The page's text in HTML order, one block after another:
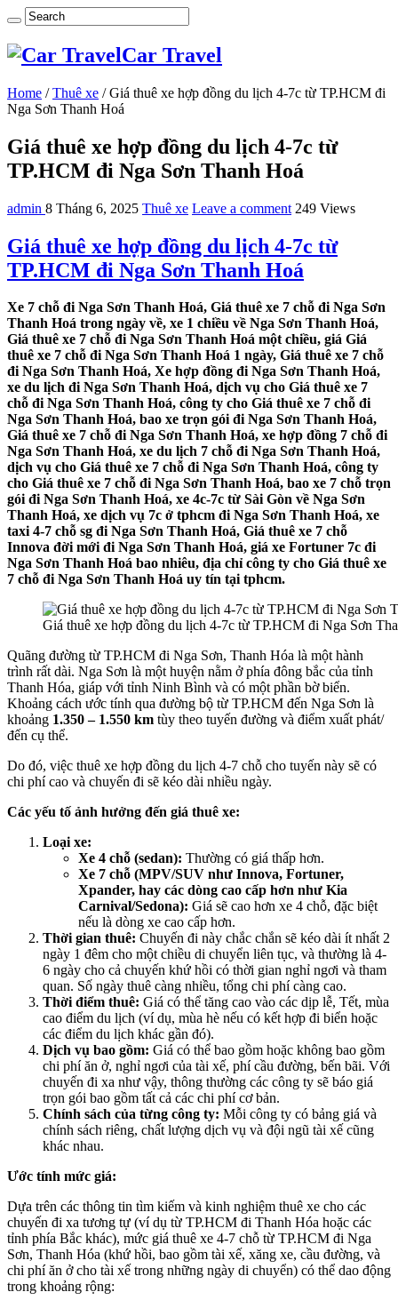
Car Travel
Home / Thuê xe / Giá thuê xe hợp đồng du lịch 4-7c từ TP.HCM đi
Nga Sơn Thanh Hoá
Giá thuê xe hợp đồng du lịch 4-7c từ
TP.HCM đi Nga Sơn Thanh Hoá
admin 8 Tháng 6, 2025 Thuê xe Leave a comment 249 Views
Giá thuê xe hợp đồng du lịch 4-7c từ
TP.HCM đi Nga Sơn Thanh Hoá
Xe 7 chỗ đi Nga Sơn Thanh Hoá, Giá thuê xe 7 chỗ đi Nga Sơn
Thanh Hoá trong ngày về, xe 1 chiều về Nga Sơn Thanh Hoá,
Giá thuê xe 7 chỗ đi Nga Sơn Thanh Hoá một chiều, giá Giá
thuê xe 7 chỗ đi Nga Sơn Thanh Hoá 1 ngày, Giá thuê xe 7 chỗ
đi Nga Sơn Thanh Hoá, Xe hợp đồng đi Nga Sơn Thanh Hoá,
xe du lịch đi Nga Sơn Thanh Hoá, dịch vụ cho Giá thuê xe 7
chỗ đi Nga Sơn Thanh Hoá, công ty cho Giá thuê xe 7 chỗ đi
Nga Sơn Thanh Hoá, bao xe trọn gói đi Nga Sơn Thanh Hoá,
Giá thuê xe 7 chỗ đi Nga Sơn Thanh Hoá, xe hợp đồng 7 chỗ đi
Nga Sơn Thanh Hoá, xe du lịch 7 chỗ đi Nga Sơn Thanh Hoá,
dịch vụ cho Giá thuê xe 7 chỗ đi Nga Sơn Thanh Hoá, công ty
cho Giá thuê xe 7 chỗ đi Nga Sơn Thanh Hoá, bao xe 7 chỗ trọn
gói đi Nga Sơn Thanh Hoá, xe 4c-7c từ Sài Gòn về Nga Sơn
Thanh Hoá, xe dịch vụ 7c ở tphcm đi Nga Sơn Thanh Hoá, xe
taxi 4-7 chỗ sg đi Nga Sơn Thanh Hoá, Giá thuê xe 7 chỗ
Innova đời mới đi Nga Sơn Thanh Hoá, giá xe Fortuner 7c đi
Nga Sơn Thanh Hoá bao nhiêu, địa chỉ công ty cho Giá thuê xe
7 chỗ đi Nga Sơn Thanh Hoá uy tín tại tphcm.
Giá thuê xe hợp đồng du lịch 4-7c từ TP.HCM đi Nga Sơn
Quãng đường từ TP.HCM đi Nga Sơn, Thanh Hóa là một hành
trình rất dài. Nga Sơn là một huyện nằm ở phía đông bắc của tỉnh
Thanh Hóa, giáp với tỉnh Ninh Bình và có một phần bờ biển.
Khoảng cách ước tính qua đường bộ từ TP.HCM đến Nga Sơn là
khoảng 1.350 – 1.550 km tùy theo tuyến đường và điểm xuất phát/
đến cụ thể.
Do đó, việc thuê xe hợp đồng du lịch 4-7 chỗ cho tuyến này sẽ có
chi phí cao và chuyến đi sẽ kéo dài nhiều ngày.
Các yếu tố ảnh hưởng đến giá thuê xe:
Loại xe:
Xe 4 chỗ (sedan): Thường có giá thấp hơn.
Xe 7 chỗ (MPV/SUV như Innova, Fortuner,
Xpander, hay các dòng cao cấp hơn như Kia
Carnival/Sedona): Giá sẽ cao hơn xe 4 chỗ, đặc biệt
nếu là dòng xe cao cấp hơn.
Thời gian thuê: Chuyến đi này chắc chắn sẽ kéo dài ít nhất 2
ngày 1 đêm cho một chiều di chuyển liên tục, và thường là 4-
6 ngày cho cả chuyến khứ hồi có thời gian nghỉ ngơi và tham
quan. Số ngày thuê càng nhiều, tổng chi phí càng cao.
Thời điểm thuê: Giá có thể tăng cao vào các dịp lễ, Tết, mùa
cao điểm du lịch (ví dụ, mùa hè nếu có kết hợp đi biển hoặc
các điểm du lịch khác gần đó).
Dịch vụ bao gồm: Giá có thể bao gồm hoặc không bao gồm
chi phí ăn ở, nghỉ ngơi của tài xế, phí cầu đường, bến bãi. Với
chuyến đi xa như vậy, thông thường các công ty sẽ báo giá
trọn gói bao gồm tất cả các chi phí cơ bản.
Chính sách của từng công ty: Mỗi công ty có bảng giá và
chính sách riêng, chất lượng dịch vụ và đội ngũ tài xế cũng
khác nhau.
Ước tính mức giá:
Dựa trên các thông tin tìm kiếm và kinh nghiệm thuê xe cho các
chuyến đi xa tương tự (ví dụ từ TP.HCM đi Thanh Hóa hoặc các
tỉnh phía Bắc khác), mức giá thuê xe 4-7 chỗ từ TP.HCM đi Nga
Sơn, Thanh Hóa (khứ hồi, bao gồm tài xế, xăng xe, cầu đường, và
chi phí ăn ở cho tài xế trong những ngày di chuyển) có thể dao động
trong khoảng rộng: